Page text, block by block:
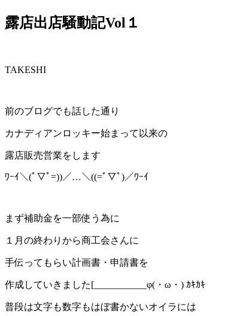
露店出店騒動記Vol１
TAKESHI
前のブログでも話した通り
カナディアンロッキー始まって以来の
露店販売営業をします
ﾜｰｲ＼(ﾟ▽ﾟ=))／…＼((=ﾟ▽ﾟ)／ﾜｰｲ
まず補助金を一部使う為に
１月の終わりから商工会さんに
手伝ってもらい計画書・申請書を
作成していきました[___________φ(・ω・) ｶｷｶｷ
普段は文字も数字もはぼ書かないオイラには